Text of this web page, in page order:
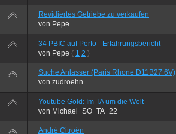
Revidiertes Getriebe zu verkaufen
von Pepe
34 PBIC auf Perfo - Erfahrungsbericht
von Pepe ( 1 2 )
Suche Anlasser (Paris Rhone D11B27 6V)
von zudroehn
Youtube Gold: Im TA um die Welt
von Michael_SO_TA_22
André Citroën